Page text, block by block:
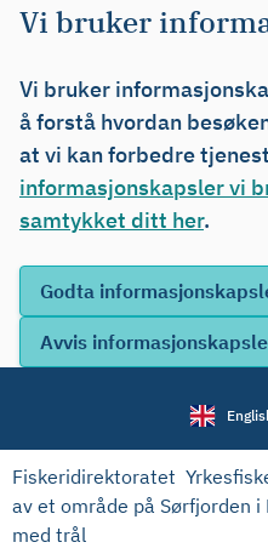
Vi bruker
Vi bruker
å forstå hvordan
at vi kan forbedre
informasjonskapsler vi
samtykket ditt her.
Fiskeridirektoratet
av et område på Sørfjorden
med trål